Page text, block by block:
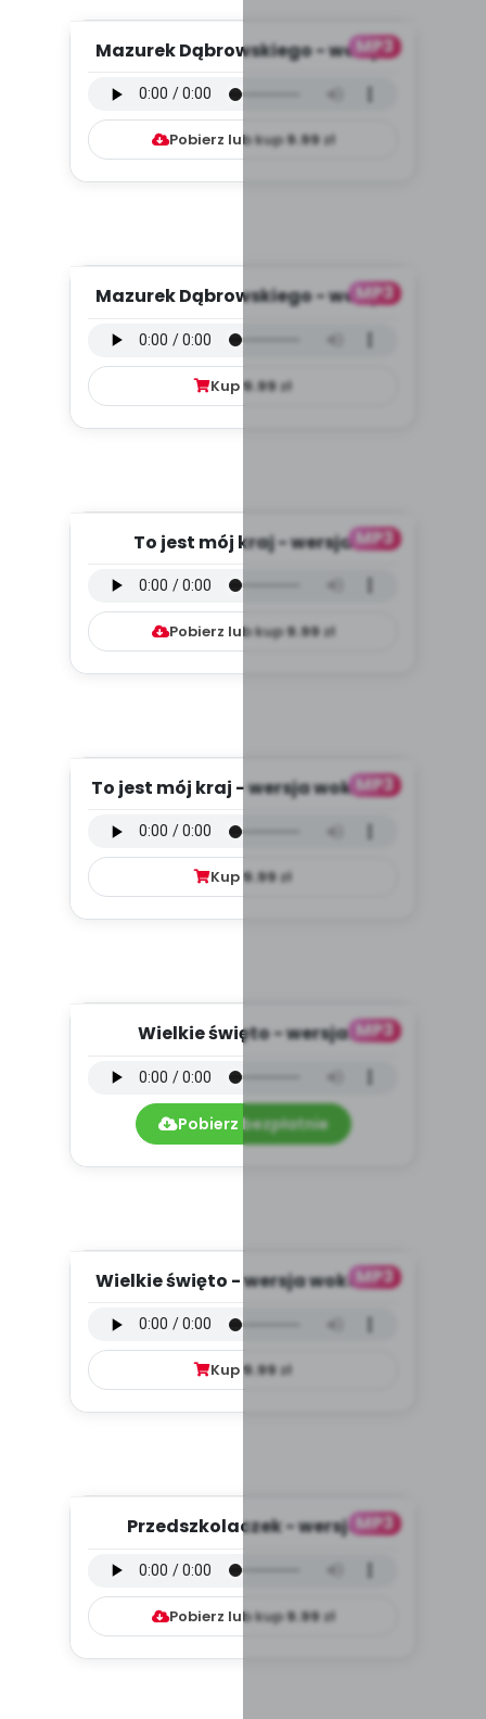
MP3
Mazurek Dąbrowskiego - wersja
Pobierz lub kup9.99zł
MP3
Mazurek Dąbrowskiego - wersja
Kup9.99zł
MP3
To jest mój kraj - wersja
Pobierz lub kup9.99zł
MP3
To jest mój kraj - wersja wokalna
Kup 9.99 zł
MP3
Wielkie święto - wersja
Pobierz bezpłatnie
MP3
Wielkie święto - wersja wokalna
Kup9.99zł
MP3
Przedszkolaczek - wersja
Pobierz lub kup9.99zł